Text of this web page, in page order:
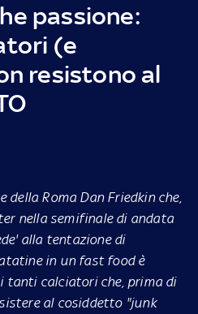
passione:
(e
resistono al
della Roma Dan Friedkin che,
nella semifinale di andata
alla tentazione di
in un fast food è
tanti calciatori che, prima di
al cosiddetto "junk